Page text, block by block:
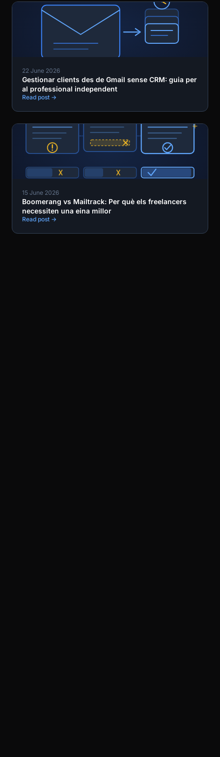
22 June 2026
Gestionar clients des de Gmail sense CRM: guia per
al professional independent
Read post →
15 June 2026
Boomerang vs Mailtrack: Per què els freelancers
necessiten una eina millor
Read post →